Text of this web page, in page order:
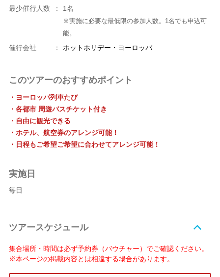
最少催行人数
： 1名
※実施に必要な最低限の参加人数。1名でも申込可
能。
催行会社 ： ホットホリデー・ヨーロッパ
このツアーのおすすめポイント
・ヨーロッパ列車たび
・各都市 周遊バスチケット付き
・自由に観光できる
・ホテル、航空券のアレンジ可能！
・日程もご希望ご希望に合わせてアレンジ可能！
実施日
毎日
ツアースケジュール
集合場所・時間は必ず予約券（バウチャー）でご確認ください。
※本ページの掲載内容とは相違する場合があります。